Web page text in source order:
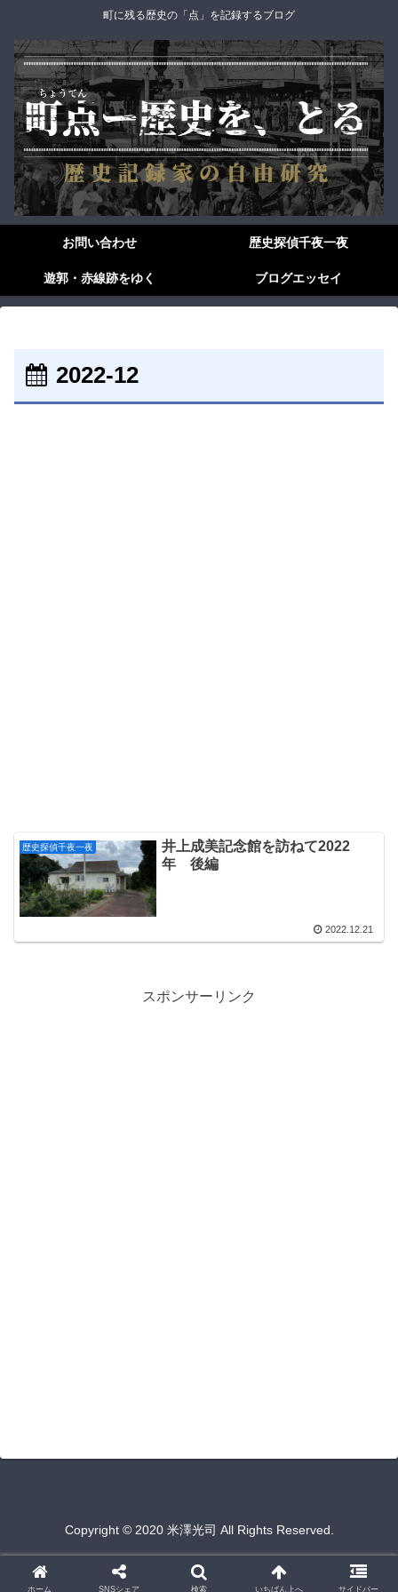
町に残る歴史の「点」を記録するブログ
お問い合わせ 歴史探偵千夜一夜
遊郭・赤線跡をゆく ブログエッセイ
2022-12
歴史探偵千夜一夜
井上成美記念館を訪ねて2022
年 後編
2022.12.21
スポンサーリンク
Copyright © 2020 米澤光司 All Rights Reserved.
ホーム SNSシェア 検索 いちばん上へ サイドバー